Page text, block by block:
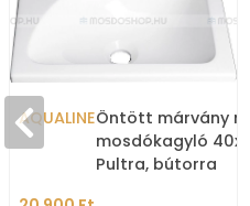
AQUALINEÖntött márvány
mosdókagyló
Pultra, bútorra